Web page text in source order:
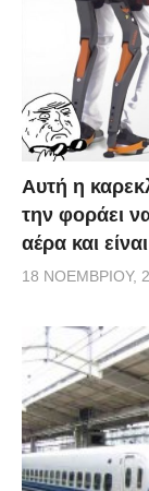
Αυτή η
την φοράει
αέρα και
18 ΝΟΕΜΒΡΊΟΥ,